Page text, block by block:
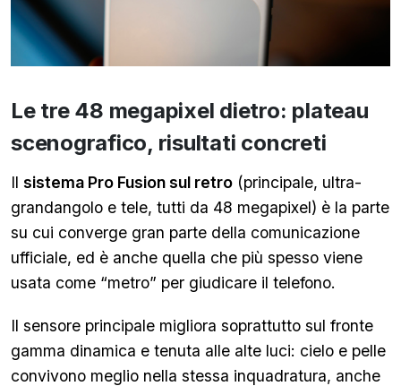
Le tre 48 megapixel dietro: plateau
scenografico, risultati concreti
Il sistema Pro Fusion sul retro (principale, ultra-
grandangolo e tele, tutti da 48 megapixel) è la parte
su cui converge gran parte della comunicazione
ufficiale, ed è anche quella che più spesso viene
usata come “metro” per giudicare il telefono.
Il sensore principale migliora soprattutto sul fronte
gamma dinamica e tenuta alle alte luci: cielo e pelle
convivono meglio nella stessa inquadratura, anche